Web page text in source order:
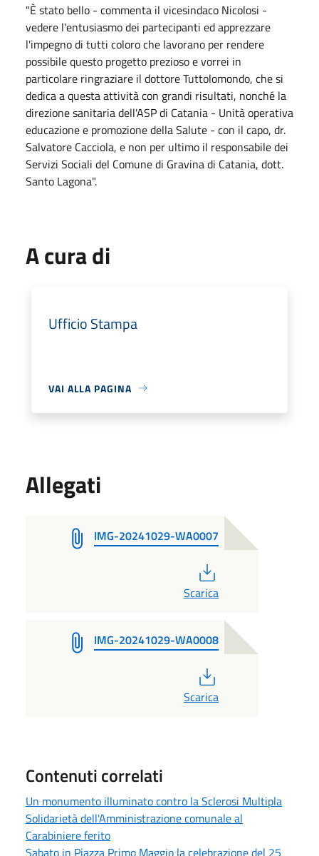
"È stato bello - commenta il vicesindaco Nicolosi -
vedere l'entusiasmo dei partecipanti ed apprezzare
l'impegno di tutti coloro che lavorano per rendere
possibile questo progetto prezioso e vorrei in
particolare ringraziare il dottore Tuttolomondo, che si
dedica a questa attività con grandi risultati, nonché la
direzione sanitaria dell'ASP di Catania - Unità operativa
educazione e promozione della Salute - con il capo, dr.
Salvatore Cacciola, e non per ultimo il responsabile dei
Servizi Sociali del Comune di Gravina di Catania, dott.
Santo Lagona".
A cura di
Ufficio Stampa
VAI ALLA PAGINA
Allegati
IMG-20241029-WA0007
Scarica
IMG-20241029-WA0008
Scarica
Contenuti correlati
Un monumento illuminato contro la Sclerosi Multipla
Solidarietà dell'Amministrazione comunale al
Carabiniere ferito
Sabato in Piazza Primo Maggio la celebrazione del 25